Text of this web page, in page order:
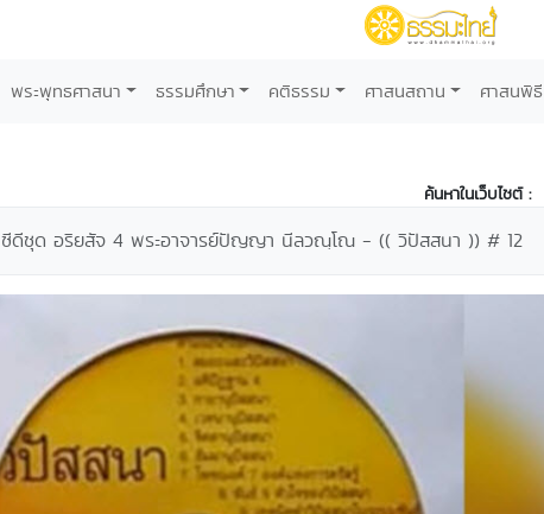
พระพุทธศาสนา ธรรมศึกษา คติธรรม ศาสนสถาน ศาสนพิธี
ค้นหาในเว็บไซต์ :
ซีดีชุด อริยสัจ 4 พระอาจารย์ปัญญา นีลวณฺโณ - (( วิปัสสนา )) # 12